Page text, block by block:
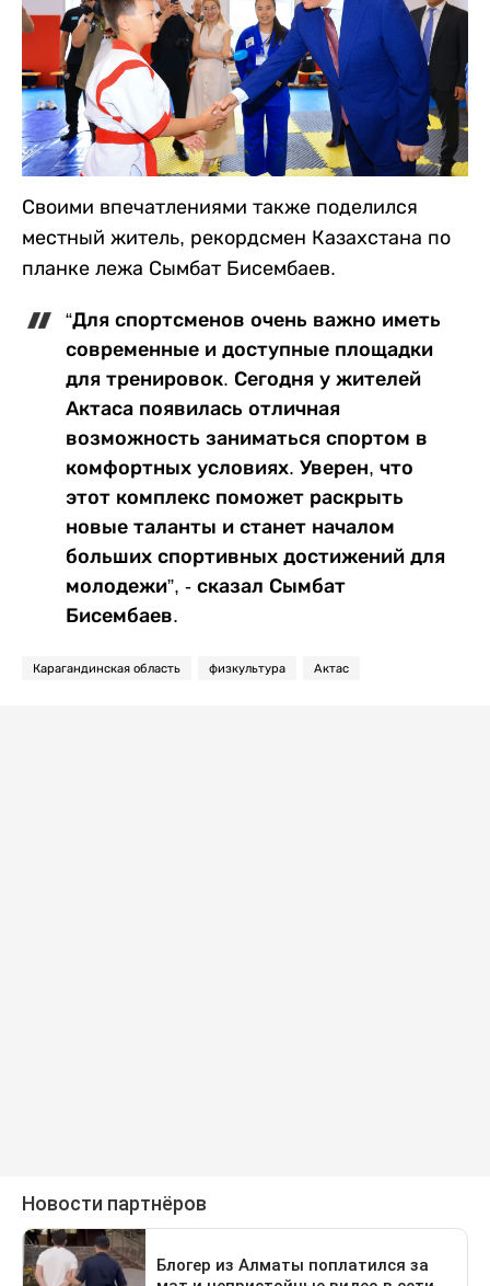
Своими впечатлениями также поделился
местный житель, рекордсмен Казахстана по
планке лежа Сымбат Бисембаев.
“Для спортсменов очень важно иметь
современные и доступные площадки
для тренировок. Сегодня у жителей
Актаса появилась отличная
возможность заниматься спортом в
комфортных условиях. Уверен, что
этот комплекс поможет раскрыть
новые таланты и станет началом
больших спортивных достижений для
молодежи”, - сказал Сымбат
Бисембаев.
Карагандинская область физкультура Актас